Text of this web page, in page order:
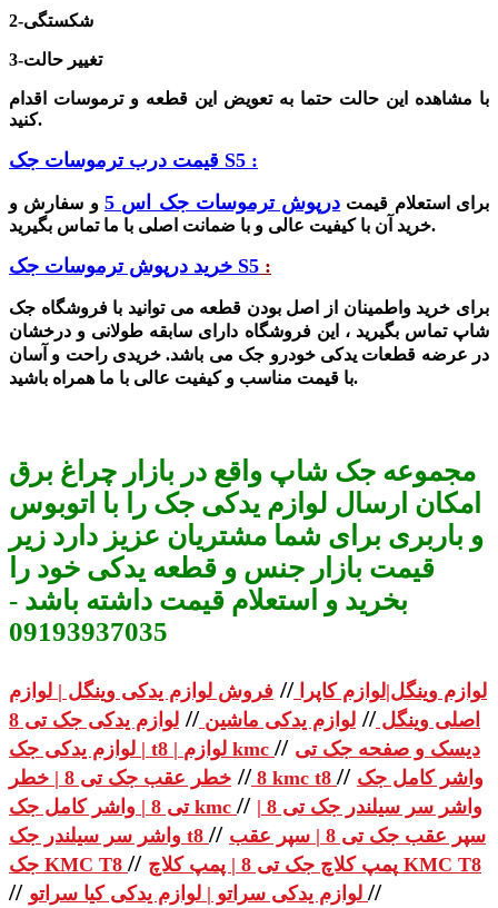
2-شکستگی
3-تغییر حالت
با مشاهده این حالت حتما به تعویض این قطعه و ترموسات اقدام
کنید.
قیمت درب ترموسات جک S5 :
برای استعلام قیمت درپوش ترموسات جک اس 5
و سفارش و
خرید آن با کیفیت عالی و با ضمانت اصلی با ما تماس بگیرید.
خرید درپوش ترموسات جک S5 :
برای خرید واطمینان از اصل بودن قطعه می توانید با فروشگاه جک
شاپ تماس بگیرید ، اینفروشگاه دارای سابقه طولانی و درخشان
در عرضه قطعات یدکی خودرو جک می باشد. خریدی راحت و آسان
با قیمت مناسب و کیفیت عالی با ما همراه باشید.
مجموعه جک شاپ واقع در بازار چراغ برق
امکان ارسال لوازم یدکی جک را با اتوبوس
و باربری برای شما مشتریان عزیز دارد زیر
قیمت بازار جنس و قطعه یدکی خود را
بخرید و استعلام قیمت داشته باشد -
09193937035
لوازم وینگل|لوازم کاپرا // فروش لوازم یدکی وینگل | لوازم
اصلی وینگل // لوازم یدکی ماشین //
لوازم یدکی جک تی 8
| لوازم یدکی جک t8 | لوازم kmc // دیسک و صفحه جک تی
8
// خطر عقب جک تی 8 | خطر kmc t8 // واشر کامل جک
تی 8 | واشر کامل جک kmc // واشر سر سیلندر جک تی 8 |
واشر سر سیلندر جک t8 // سپر عقب جک تی 8 | سپر عقب
جک KMC T8 // پمپ کلاچ جک تی 8 | پمپ کلاچ KMC T8
// //